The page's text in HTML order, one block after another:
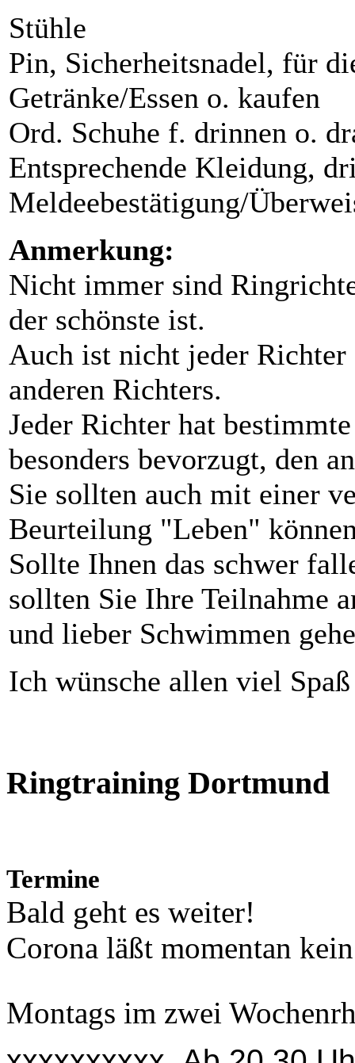
Stühle
Pin, Sicherheitsnadel, für
Getränke/Essen o. kaufen
Ord. Schuhe f. drinnen o.
Entsprechende Kleidung,
Meldeebestätigung/
Anmerkung:
Nicht immer sind
der schönste ist.
Auch ist nicht jeder
anderen Richters.
Jeder Richter hat
besonders bevorzugt, den
Sie sollten auch mit einer
Beurteilung "Leben"
Sollte Ihnen das schwer
sollten Sie Ihre Teilnahme
und lieber Schwimmen
Ich wünsche allen viel
Ringtraining Dortmund
Termine
Bald geht es weiter!
Corona läßt momentan
Montags im zwei